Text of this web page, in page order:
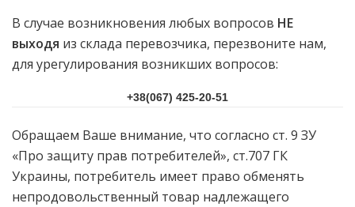
В случае возникновения любых вопросов НЕ
выходя из склада перевозчика, перезвоните нам,
для урегулирования возникших вопросов:
+38(067) 425-20-51
Обращаем Ваше внимание, что согласно ст. 9 ЗУ
«Про защиту прав потребителей», ст.707 ГК
Украины, потребитель имеет право обменять
непродовольственный товар надлежащего